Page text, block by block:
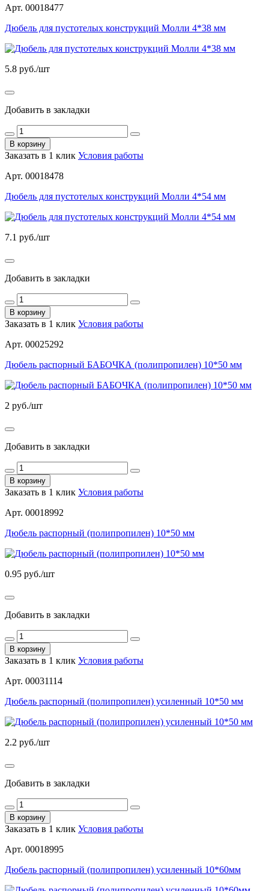
Арт. 00018477
Дюбель для пустотелых конструкций Молли 4*38 мм
5.8 руб./шт
Добавить в закладки
В корзину
Заказать в 1 клик Условия работы
Арт. 00018478
Дюбель для пустотелых конструкций Молли 4*54 мм
7.1 руб./шт
Добавить в закладки
В корзину
Заказать в 1 клик Условия работы
Арт. 00025292
Дюбель распорный БАБОЧКА (полипропилен) 10*50 мм
2 руб./шт
Добавить в закладки
В корзину
Заказать в 1 клик Условия работы
Арт. 00018992
Дюбель распорный (полипропилен) 10*50 мм
0.95 руб./шт
Добавить в закладки
В корзину
Заказать в 1 клик Условия работы
Арт. 00031114
Дюбель распорный (полипропилен) усиленный 10*50 мм
2.2 руб./шт
Добавить в закладки
В корзину
Заказать в 1 клик Условия работы
Арт. 00018995
Дюбель распорный (полипропилен) усиленный 10*60мм